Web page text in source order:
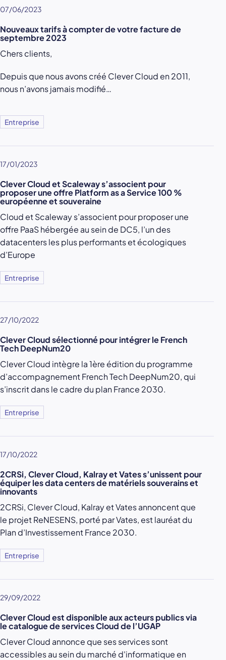
07/06/2023
Nouveaux tarifs à compter de votre facture de
septembre 2023
Chers clients,
Depuis que nous avons créé Clever Cloud en 2011,
nous n’avons jamais modifié…
Entreprise
17/01/2023
Clever Cloud et Scaleway s’associent pour
proposer une offre Platform as a Service 100 %
européenne et souveraine
Cloud et Scaleway s’associent pour proposer une
offre PaaS hébergée au sein de DC5, l’un des
datacenters les plus performants et écologiques
d’Europe
Entreprise
27/10/2022
Clever Cloud sélectionné pour intégrer le French
Tech DeepNum20
Clever Cloud intègre la 1ère édition du programme
d’accompagnement French Tech DeepNum20, qui
s’inscrit dans le cadre du plan France 2030.
Entreprise
17/10/2022
2CRSi, Clever Cloud, Kalray et Vates s’unissent pour
équiper les data centers de matériels souverains et
innovants
2CRSi, Clever Cloud, Kalray et Vates annoncent que
le projet ReNESENS, porté par Vates, est lauréat du
Plan d’Investissement France 2030.
Entreprise
29/09/2022
Clever Cloud est disponible aux acteurs publics via
le catalogue de services Cloud de l’UGAP
Clever Cloud annonce que ses services sont
accessibles au sein du marché d'informatique en